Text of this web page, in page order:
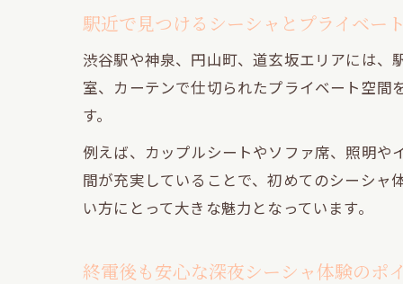
駅近で見つけるシーシャとプライベー
渋谷駅や神泉、円山町、道玄坂エリアには、
室、カーテンで仕切られたプライベート空
す。
例えば、カップルシートやソファ席、照明や
間が充実していることで、初めてのシーシャ
い方にとって大きな魅力となっています。
終電後も安心な深夜シーシャ体験のポ